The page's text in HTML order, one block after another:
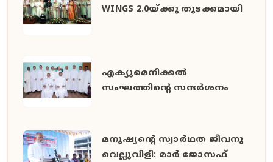
WINGS 2.0യ്ക്കു തുടക്കമായി
എക്യുമെനിക്കൽ
സംഘത്തിന്റെ സന്ദർശനം
മനുഷ്യൻ്റെ സ്വാർഥത ജീവനു
വെല്ലുവിളി: മാർ ജോസഫ്